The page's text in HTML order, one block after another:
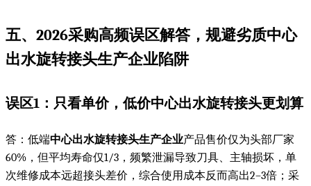
五、2026采购高频误区解答，规避劣质中心
出水旋转接头生产企业陷阱
误区1：只看单价，低价中心出水旋转接头更划算
答：低端中心出水旋转接头生产企业产品售价仅为头部厂家
60%，但平均寿命仅1/3，频繁泄漏导致刀具、主轴损坏，单
次维修成本远超接头差价，综合使用成本反而高出2–3倍；采